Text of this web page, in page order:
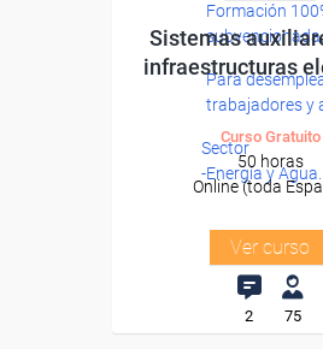
Formación
Para
trabajadores y
Sector
-Energía y Agua.
Sistemas
infraestructuras
Curso Gratuito
50 horas
Online (toda
Ver curso
2 75